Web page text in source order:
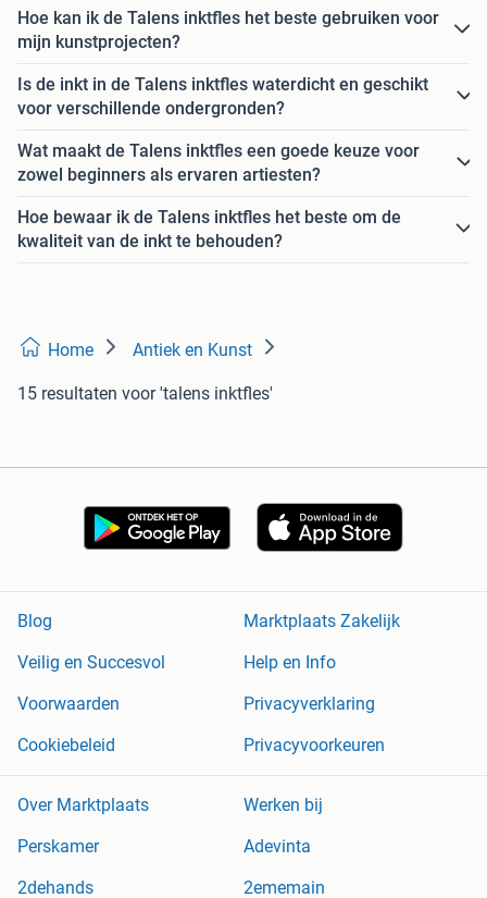
Hoe kan ik de Talens inktfles het beste gebruiken voor
mijn kunstprojecten?
Is de inkt in de Talens inktfles waterdicht en geschikt
voor verschillende ondergronden?
Wat maakt de Talens inktfles een goede keuze voor
zowel beginners als ervaren artiesten?
Hoe bewaar ik de Talens inktfles het beste om de
kwaliteit van de inkt te behouden?
Home Antiek en Kunst
15 resultaten voor 'talens inktfles'
Blog
Marktplaats Zakelijk
Veilig en Succesvol
Help en Info
Voorwaarden
Privacyverklaring
Cookiebeleid
Privacyvoorkeuren
Over Marktplaats
Werken bij
Perskamer
Adevinta
2dehands
2ememain